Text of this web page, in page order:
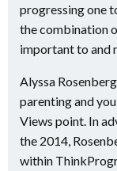
progressing one
the combination
important to and
Alyssa
parenting and
Views point. In
the 2014,
within